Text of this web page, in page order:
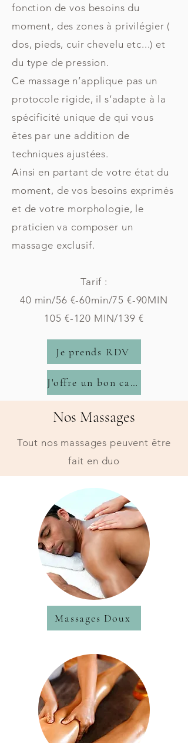
fonction de vos besoins du
moment, des zones à privilégier (
dos, pieds, cuir chevelu etc...) et
du type de pression.
Ce massage n’applique pas un
protocole rigide, il s’adapte à la
spécificité unique de qui vous
êtes par une addition de
techniques ajustées.
Ainsi en partant de votre état du
moment, de vos besoins exprimés
et de votre morphologie, le
praticien va composer un
massage exclusif.
Tarif :
40 min/56 €-60min/75 €-90MIN
105 €-120 MIN/139 €
Je prends RDV
J'offre un bon cadeau
Nos Massages
Tout nos massages peuvent être
fait en duo
Massages Doux